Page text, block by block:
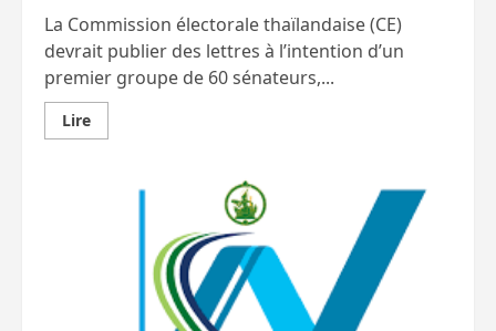
La Commission électorale thaïlandaise (CE)
devrait publier des lettres à l’intention d’un
premier groupe de 60 sénateurs,...
LireEn
savoir
premier
sénateurs
pourraient
poursuivis